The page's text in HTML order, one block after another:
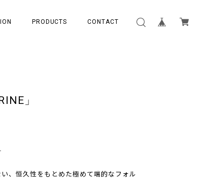
PRODUCTS CONTACT
」
、恒久性をもとめた極めて端的なフォル